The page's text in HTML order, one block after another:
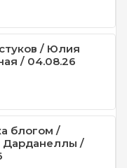
/ Юлия
/ 04.08.26
блогом /
/